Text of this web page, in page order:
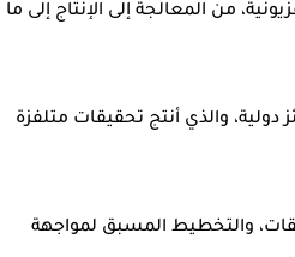
من المعالجة إلى الإنتاج إلى ما
دولية، والذي أنتج تحقيقات متلفزة
والتخطيط المسبق لمواجهة